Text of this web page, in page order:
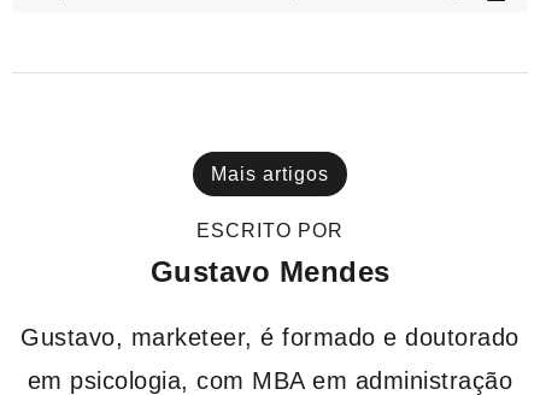
Mais artigos
ESCRITO POR
Gustavo Mendes
Gustavo, marketeer, é formado e doutorado
em psicologia, com MBA em administração